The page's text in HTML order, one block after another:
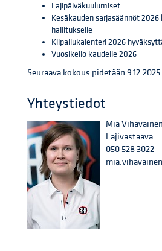
Lajipäiväkuulumiset
Kesäkauden sarjasäännöt
hallitukselle
Kilpailukalenteri 2026
Vuosikello kaudelle 2026
Seuraava kokous pidetään 9.12.2025.
Yhteystiedot
Mia Vihavainen
Lajivastaava
050 528 3022